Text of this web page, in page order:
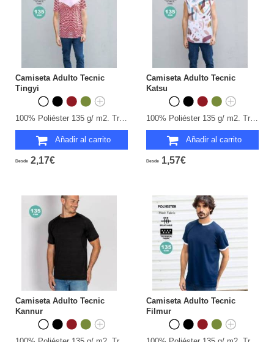
Camiseta Adulto Tecnic
Tingyi
Añadir al carrito
Desde 2,17€
Camiseta Adulto Tecnic
Katsu
Añadir al carrito
Desde 1,57€
Camiseta Adulto Tecnic
Kannur
Camiseta Adulto Tecnic
Filmur